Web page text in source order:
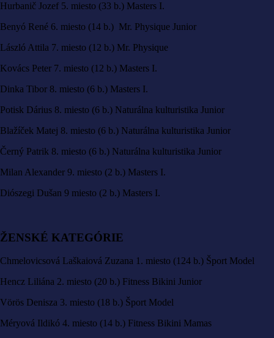
Hurbanič Jozef 5. miesto (33 b.) Masters I.
Benyó René 6. miesto (14 b.) Mr. Physique Junior
László Attila 7. miesto (12 b.) Mr. Physique
Kovács Peter 7. miesto (12 b.) Masters I.
Dinka Tibor 8. miesto (6 b.) Masters I.
Potisk Dárius 8. miesto (6 b.) Naturálna kulturistika Junior
Blažíček Matej 8. miesto (6 b.) Naturálna kulturistika Junior
Černý Patrik 8. miesto (6 b.) Naturálna kulturistika Junior
Milan Alexander 9. miesto (2 b.) Masters I.
Diószegi Dušan 9 miesto (2 b.) Masters I.
ŽENSKÉ KATEGÓRIE
Chmelovicsová Laškaiová Zuzana 1. miesto (124 b.) Šport Model
Hencz Liliána 2. miesto (20 b.) Fitness Bikini Junior
Vörös Denisza 3. miesto (18 b.) Šport Model
Méryová Ildikó 4. miesto (14 b.) Fitness Bikini Mamas